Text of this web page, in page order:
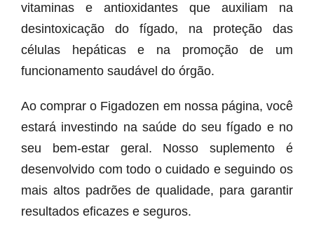
vitaminas e antioxidantes que auxiliam na
desintoxicação do fígado, na proteção das
células hepáticas e na promoção de um
funcionamento saudável do órgão.
Ao comprar o Figadozen em nossa página, você
estará investindo na saúde do seu fígado e no
seu bem-estar geral. Nosso suplemento é
desenvolvido com todo o cuidado e seguindo os
mais altos padrões de qualidade, para garantir
resultados eficazes e seguros.